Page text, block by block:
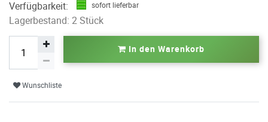
Verfügbarkeit: sofort lieferbar
Lagerbestand: 2 Stück
In den Warenkorb
Wunschliste